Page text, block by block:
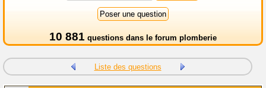
10 881 questions dans le forum plomberie
Liste des questions